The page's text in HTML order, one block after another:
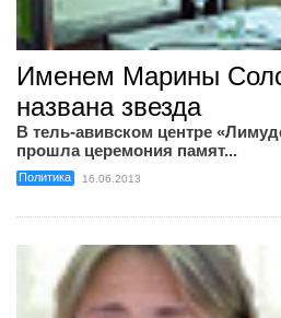
Именем Марины
названа звезда
В тель-авивском центре
прошла церемония памят...
Политика 16.06.2013